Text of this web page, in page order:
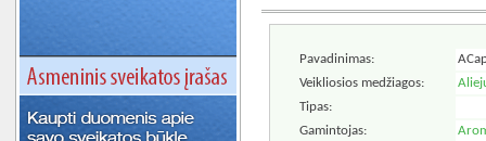
Pavadinimas:
Veikliosios medžiagos:
Tipas:
Gamintojas: